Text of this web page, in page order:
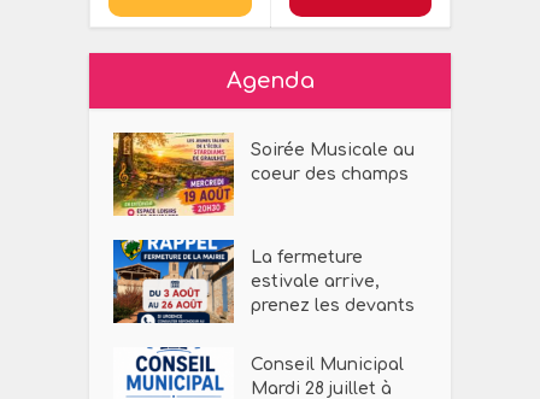
Agenda
Soirée Musicale au
coeur des champs
La fermeture
estivale arrive,
prenez les devants
Conseil Municipal
Mardi 28 juillet à